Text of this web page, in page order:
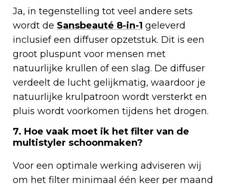
Ja, in tegenstelling tot veel andere sets
wordt de Sansbeauté 8-in-1 geleverd
inclusief een diffuser opzetstuk. Dit is een
groot pluspunt voor mensen met
natuurlijke krullen of een slag. De diffuser
verdeelt de lucht gelijkmatig, waardoor je
natuurlijke krulpatroon wordt versterkt en
pluis wordt voorkomen tijdens het drogen.
7. Hoe vaak moet ik het filter van de
multistyler schoonmaken?
Voor een optimale werking adviseren wij
om het filter minimaal één keer per maand